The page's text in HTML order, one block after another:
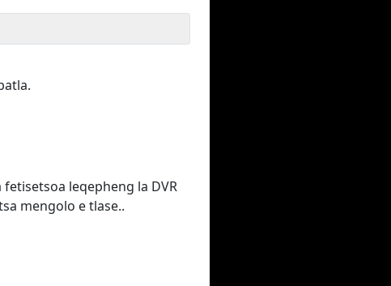
leqepheng la DVR
mengolo e tlase..